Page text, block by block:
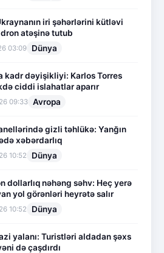
iri şəhərlərini kütləvi
atəşinə tutub
03:09 Dünya
kadr dəyişikliyi: Karlos Torres
ciddi islahatlar aparır
09:33 Avropa
gizli təhlükə: Yanğın
xəbərdarlıq
10:52 Dünya
dollarlıq nəhəng səhv: Heç yerə
yol görənləri heyrətə salır
10:52 Dünya
yalanı: Turistləri aldadan şəxs
də çaşdırdı